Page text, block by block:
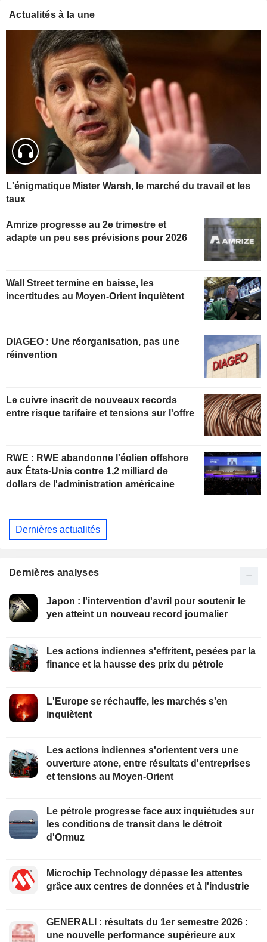
Actualités à la une
L'énigmatique Mister Warsh, le marché du travail et les
taux
Amrize progresse au 2e trimestre et
adapte un peu ses prévisions pour 2026
Wall Street termine en baisse, les
incertitudes au Moyen-Orient inquiètent
DIAGEO : Une réorganisation, pas une
réinvention
Le cuivre inscrit de nouveaux records
entre risque tarifaire et tensions sur l'offre
RWE : RWE abandonne l'éolien offshore
aux États-Unis contre 1,2 milliard de
dollars de l'administration américaine
Dernières actualités
Dernières analyses
Japon : l'intervention d'avril pour soutenir le
yen atteint un nouveau record journalier
Les actions indiennes s'effritent, pesées par la
finance et la hausse des prix du pétrole
L'Europe se réchauffe, les marchés s'en
inquiètent
Les actions indiennes s'orientent vers une
ouverture atone, entre résultats d'entreprises
et tensions au Moyen-Orient
Le pétrole progresse face aux inquiétudes sur
les conditions de transit dans le détroit
d'Ormuz
Microchip Technology dépasse les attentes
grâce aux centres de données et à l'industrie
GENERALI : résultats du 1er semestre 2026 :
une nouvelle performance supérieure aux